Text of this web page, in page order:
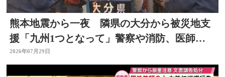
熊本地震から一夜 隣県の大分から被災地支
援「九州1つとなって」警察や消防、医師、
看護師、水道局など
2026年07月29日